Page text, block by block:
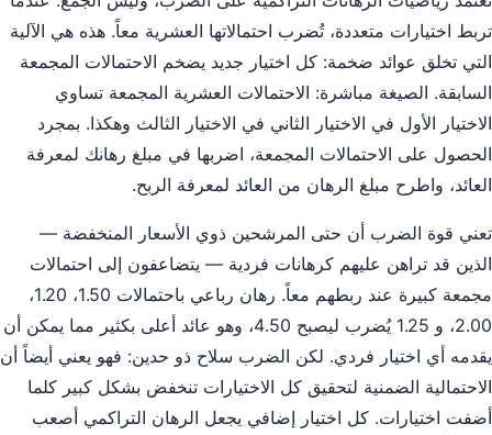
تربط اختيارات متعددة، تُضرب احتمالاتها العشرية معاً. هذه هي الآلية
التي تخلق عوائد ضخمة: كل اختيار جديد يضخم الاحتمالات المجمعة
السابقة. الصيغة مباشرة: الاحتمالات العشرية المجمعة تساوي
الاختيار الأول في الاختيار الثاني في الاختيار الثالث وهكذا. بمجرد
الحصول على الاحتمالات المجمعة، اضربها في مبلغ رهانك لمعرفة
العائد، واطرح مبلغ الرهان من العائد لمعرفة الربح.
تعني قوة الضرب أن حتى المرشحين ذوي الأسعار المنخفضة —
الذين قد تراهن عليهم كرهانات فردية — يتضاعفون إلى احتمالات
مجمعة كبيرة عند ربطهم معاً. رهان رباعي باحتمالات 1.50، 1.20،
2.00، و 1.25 يُضرب ليصبح 4.50، وهو عائد أعلى بكثير مما يمكن أن
يقدمه أي اختيار فردي. لكن الضرب سلاح ذو حدين: فهو يعني أيضاً أن
الاحتمالية الضمنية لتحقيق كل الاختيارات تنخفض بشكل كبير كلما
أضفت اختيارات. كل اختيار إضافي يجعل الرهان التراكمي أصعب